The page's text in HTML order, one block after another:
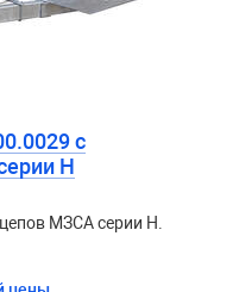
с
H
МЗСА серии H.